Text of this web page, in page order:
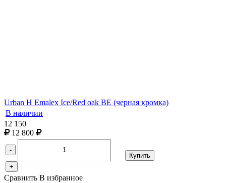
Urban H Emalex Ice/Red oak BE (черная кромка)
В наличии
12 150
12 800
-
+
Купить
Сравнить В избранное